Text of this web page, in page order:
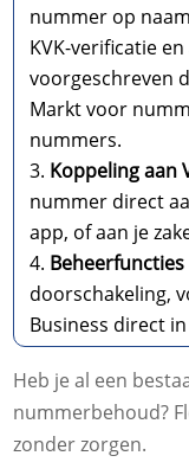
nummer op
KVK-verificatie
voorgeschreven
Markt voor
nummers.
Koppeling aan
nummer direct
app, of aan je
doorschakeling,
Business direct
Heb je al een
nummerbehoud?
zonder zorgen.